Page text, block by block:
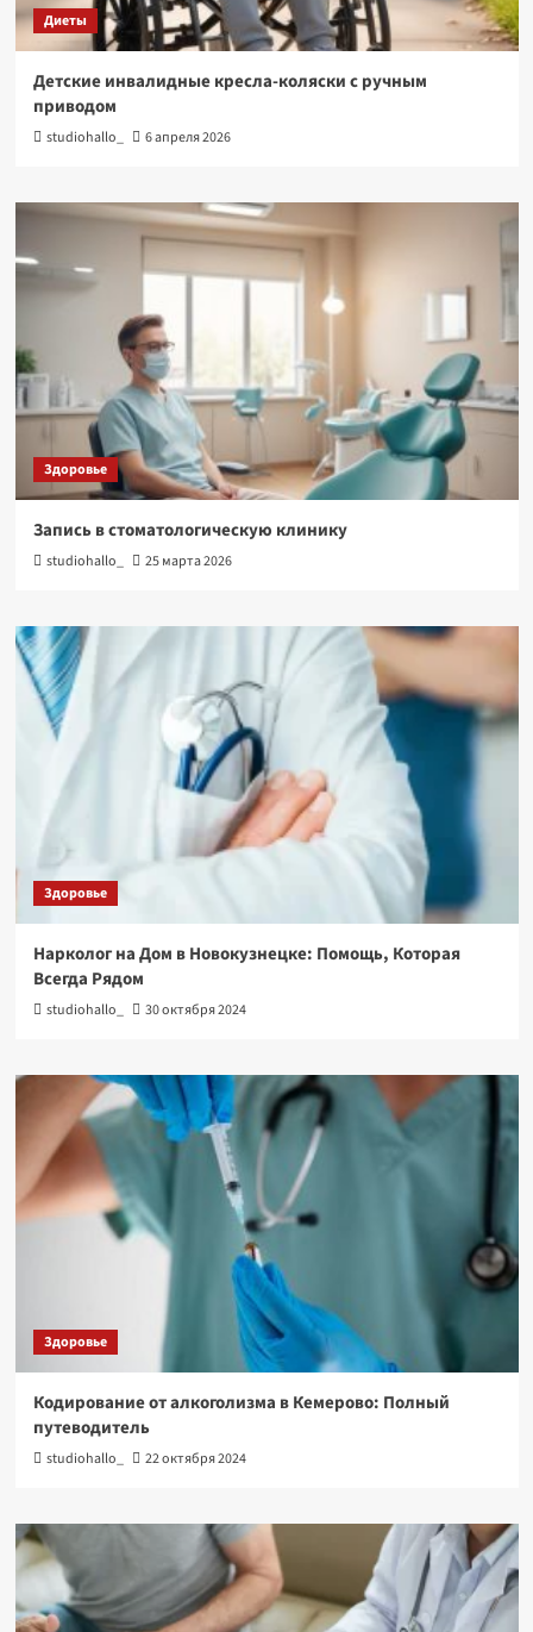
Диеты
Детские инвалидные кресла-коляски с ручным
приводом
studiohallo_ 6 апреля 2026
Здоровье
Запись в стоматологическую клинику
studiohallo_ 25 марта 2026
Здоровье
Нарколог на Дом в Новокузнецке: Помощь, Которая
Всегда Рядом
studiohallo_ 30 октября 2024
Здоровье
Кодирование от алкоголизма в Кемерово: Полный
путеводитель
studiohallo_ 22 октября 2024